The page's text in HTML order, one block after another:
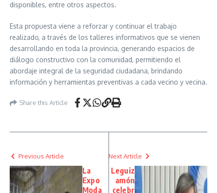
disponibles, entre otros aspectos.
Esta propuesta viene a reforzar y continuar el trabajo
realizado, a través de los talleres informativos que se vienen
desarrollando en toda la provincia, generando espacios de
diálogo constructivo con la comunidad, permitiendo el
abordaje integral de la seguridad ciudadana, brindando
información y herramientas preventivas a cada vecino y vecina.
Share this Article
Previous Article
La
Expo
Moda
Next Article
Leguiz
amón
celebr